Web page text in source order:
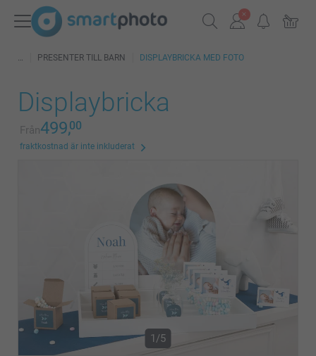
PRESENTER TILL BARN DISPLAYBRICKA MED FOTO
Displaybricka
Från499,00
fraktkostnad är inte inkluderat
1/5